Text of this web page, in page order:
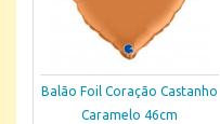
Balão Foil Coração Castanho
Caramelo 46cm